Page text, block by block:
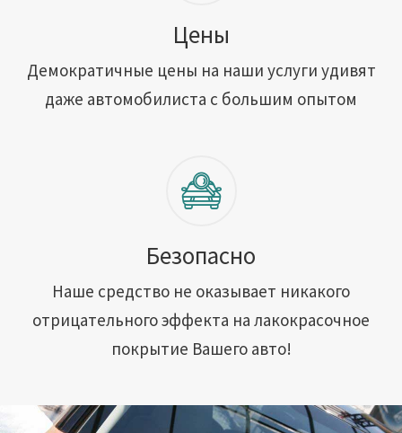
Цены
Демократичные цены на наши услуги удивят
даже автомобилиста с большим опытом
Безопасно
Наше средство не оказывает никакого
отрицательного эффекта на лакокрасочное
покрытие Вашего авто!